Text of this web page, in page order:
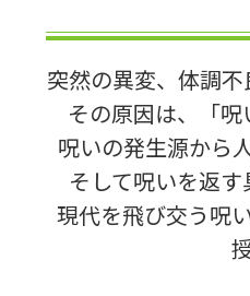
雑貨
外国語
突然の異変、体調
その原因は、「呪
呪いの発生源から
そして呪いを返す
現代を飛び交う呪